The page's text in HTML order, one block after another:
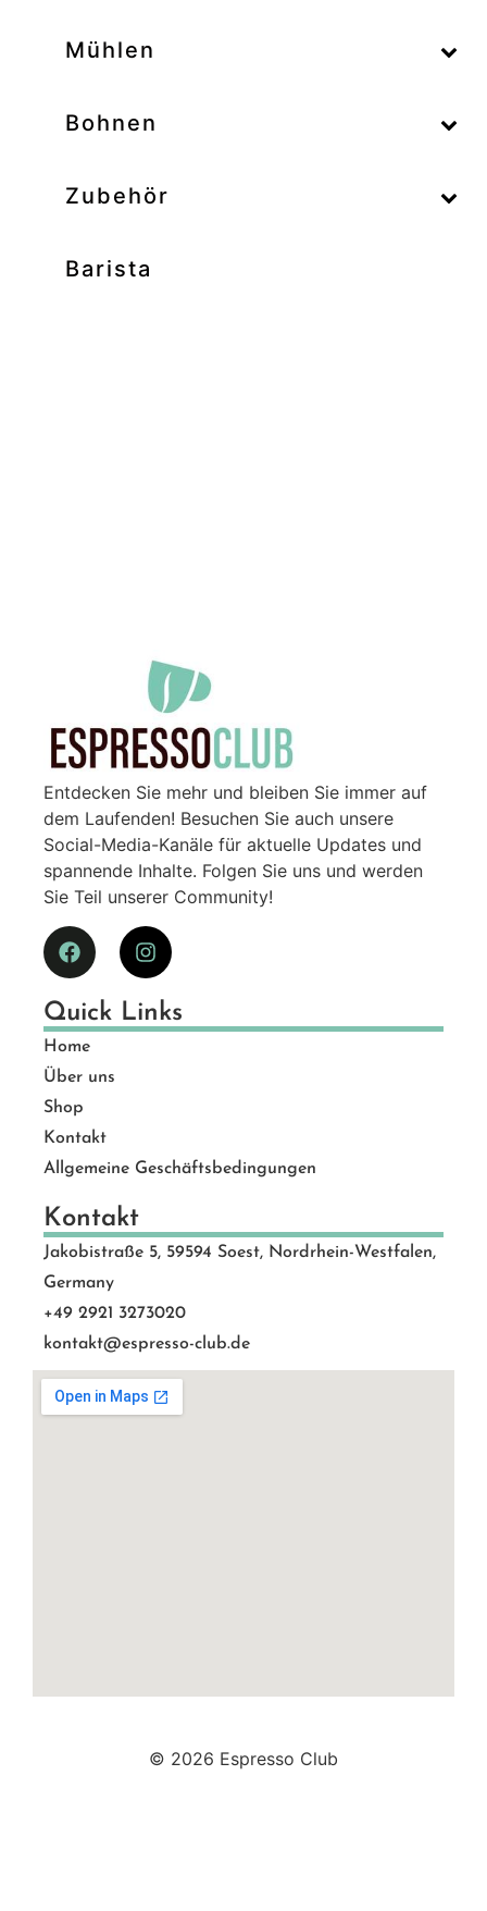
Mühlen
–
Bohnen
–
Zubehör
Barista
Entdecken Sie mehr und bleiben Sie immer auf
dem Laufenden! Besuchen Sie auch unsere
Social-Media-Kanäle für aktuelle Updates und
spannende Inhalte. Folgen Sie uns und werden
Sie Teil unserer Community!
Quick Links
Home
Über uns
Shop
Kontakt
Allgemeine Geschäftsbedingungen
Kontakt
Jakobistraße 5, 59594 Soest, Nordrhein-Westfalen,
Germany
+49 2921 3273020
kontakt@espresso-club.de
© 2026 Espresso Club